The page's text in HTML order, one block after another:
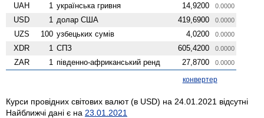
UAH 1 українська гривня 14,9200 0.0000
USD 1 долар США 419,6900 0.0000
UZS 100 узбецьких сумів 4,0200 0.0000
XDR 1 СПЗ 605,4200 0.0000
ZAR 1 південно-африканський ренд 27,8700 0.0000
конвертер
Курси провідних світових валют (в USD) на 24.01.2021 відсутні
Найближчі дані є на 23.01.2021